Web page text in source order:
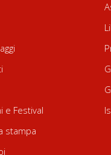
e Festival
stampa